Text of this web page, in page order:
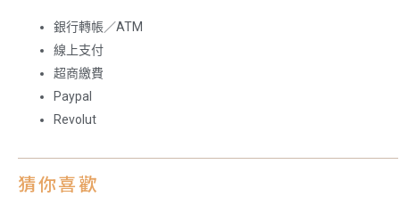
銀行轉帳／ATM
線上支付
超商繳費
Paypal
Revolut
猜你喜歡